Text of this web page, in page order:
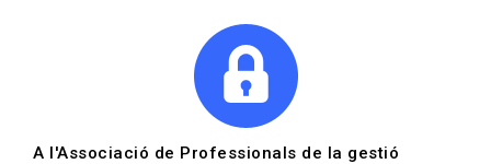
A l'Associació de Professionals de la gestió